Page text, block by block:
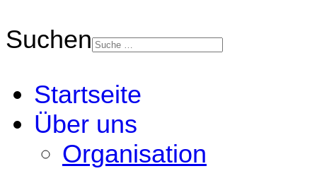
Suchen
Startseite
Über uns
Organisation